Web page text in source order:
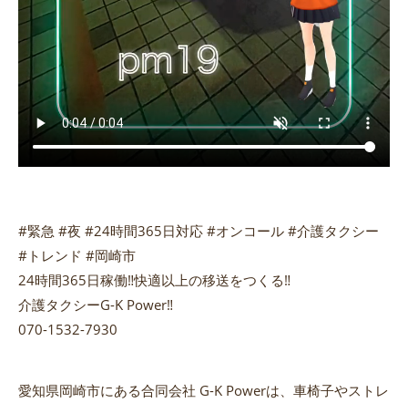
#緊急 #夜 #24時間365日対応 #オンコール #介護タクシー
#トレンド #岡崎市
24時間365日稼働‼️快適以上の移送をつくる‼️
介護タクシーG-K Power‼️
070-1532-7930
愛知県岡崎市にある合同会社 G-K Powerは、車椅子やストレ